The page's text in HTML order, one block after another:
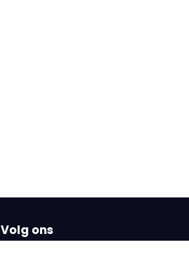
Volg ons